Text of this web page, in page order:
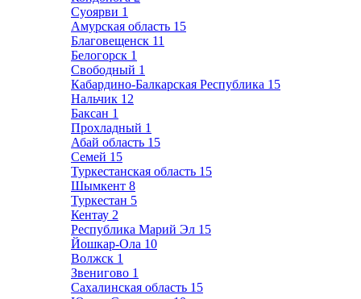
Суоярви 1
Амурская область 15
Благовещенск 11
Белогорск 1
Свободный 1
Кабардино-Балкарская Республика 15
Нальчик 12
Баксан 1
Прохладный 1
Абай область 15
Семей 15
Туркестанская область 15
Шымкент 8
Туркестан 5
Кентау 2
Республика Марий Эл 15
Йошкар-Ола 10
Волжск 1
Звенигово 1
Сахалинская область 15